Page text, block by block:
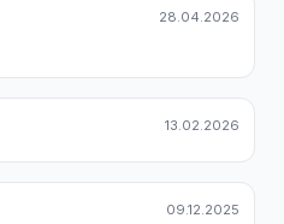
28.04.2026
13.02.2026
09.12.2025